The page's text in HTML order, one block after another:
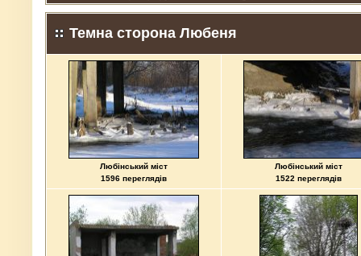
Темна сторона Любеня
Любінський міст
1596 переглядів
Любінський міст
1522 переглядів